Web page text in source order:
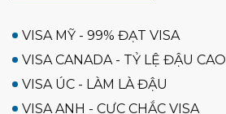
VISA MỸ - 99% ĐẠT VISA
VISA CANADA - TỶ LỆ ĐẬU CAO
VISA ÚC - LÀM LÀ ĐẬU
VISA ANH - CỰC CHẮC VISA